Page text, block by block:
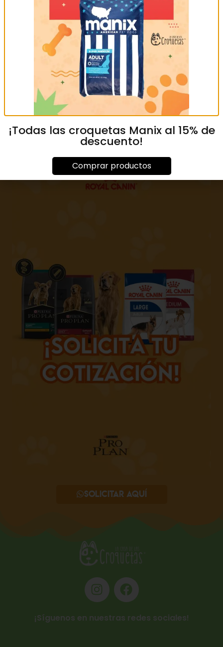
Correo electrónico*
Guardar mi nombre, correo electrónico y sitio web en
este navegador para la próxima vez que haga un
comentario.
Solicitar aquí
¡Síguenos en nuestras redes sociales!
¡Todas las croquetas Manix al 15% de
descuento!
Comprar productos